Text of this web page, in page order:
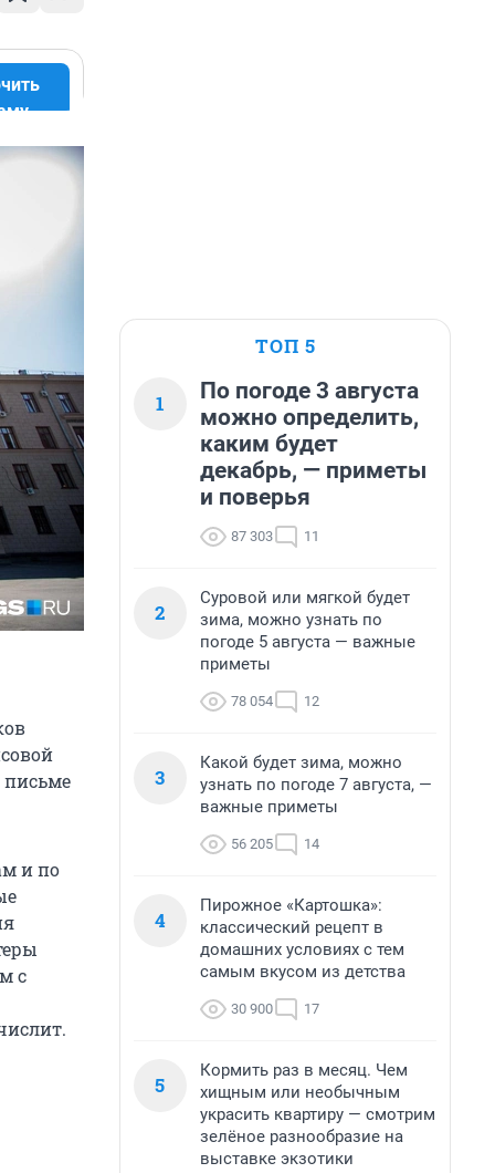
и по
с
ТОП 5
1
По погоде 3 августа
можно определить,
каким будет
декабрь, — приметы
и поверья
87 303 11
2
Суровой или мягкой будет
зима, можно узнать по
погоде 5 августа — важные
приметы
78 054 12
3
Какой будет зима, можно
узнать по погоде 7 августа, —
важные приметы
56 205 14
4
Пирожное «Картошка»:
классический рецепт в
домашних условиях с тем
самым вкусом из детства
30 900 17
5
Кормить раз в месяц. Чем
хищным или необычным
украсить квартиру — смотрим
зелёное разнообразие на
выставке экзотики